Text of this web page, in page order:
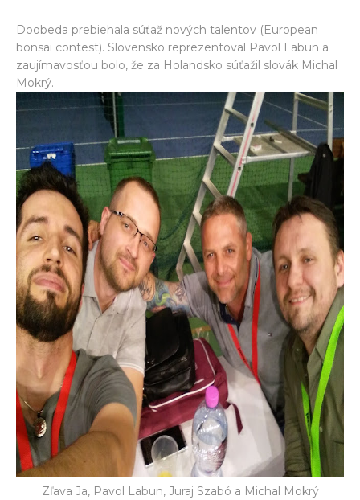
Doobeda prebiehala súťaž nových talentov (European
bonsai contest). Slovensko reprezentoval Pavol Labun a
zaujímavosťou bolo, že za Holandsko súťažil slovák Michal
Mokrý.
Zľava Ja, Pavol Labun, Juraj Szabó a Michal Mokrý